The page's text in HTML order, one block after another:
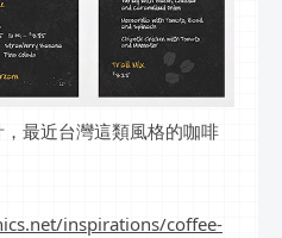
最近台灣這類風格的咖啡
inspirations/coffee-